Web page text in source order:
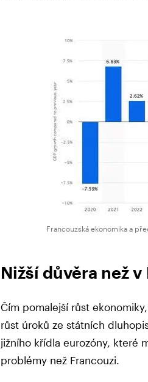
Francouzská ekonomika a
Nižší důvěra než
Čím pomalejší růst
růst úroků ze státních
jižního křídla eurozóny, které
problémy než Francouzi.